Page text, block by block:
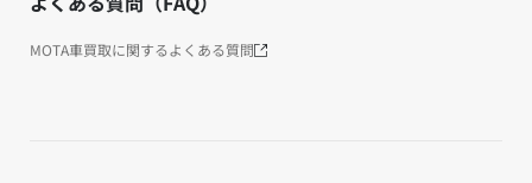
MOTA車買取に関するよくある質問